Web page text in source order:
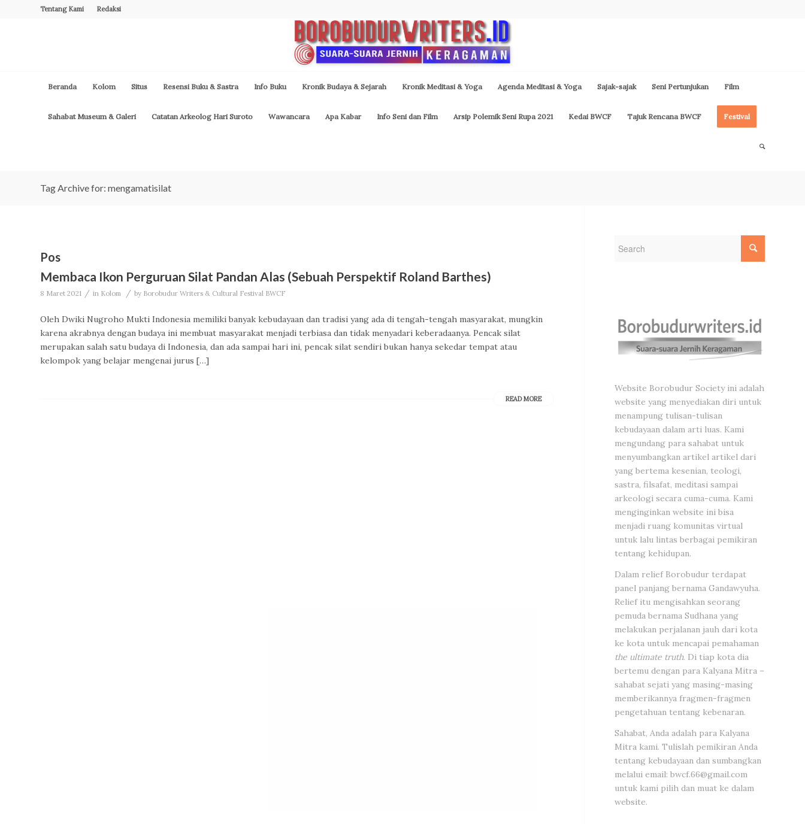
Tentang Kami Redaksi
Beranda Kolom Situs Resensi Buku & Sastra Info Buku Kronik Budaya & Sejarah Kronik Meditasi & Yoga Agenda Meditasi & Yoga Sajak-sajak Seni Pertunjukan Film
Sahabat Museum & Galeri Catatan Arkeolog Hari Suroto Wawancara Apa Kabar Info Seni dan Film Arsip Polemik Seni Rupa 2021 Kedai BWCF Tajuk Rencana BWCF Festival
Tag Archive for: mengamatisilat
Pos
Membaca Ikon Perguruan Silat Pandan Alas (Sebuah Perspektif Roland Barthes)
8 Maret 2021 / in Kolom / by Borobudur Writers & Cultural Festival BWCF
Oleh Dwiki Nugroho Mukti Indonesia memiliki banyak kebudayaan dan tradisi yang ada di tengah-tengah masyarakat, mungkin
karena akrabnya dengan budaya ini membuat masyarakat menjadi terbiasa dan tidak menyadari keberadaanya. Pencak silat
merupakan salah satu budaya di Indonesia, dan ada sampai hari ini, pencak silat sendiri bukan hanya sekedar tempat atau
kelompok yang belajar mengenai jurus […]
READ MORE
Website Borobudur Society ini adalah
website yang menyediakan diri untuk
menampung tulisan-tulisan
kebudayaan dalam arti luas. Kami
mengundang para sahabat untuk
menyumbangkan artikel artikel dari
yang bertema kesenian, teologi,
sastra, filsafat, meditasi sampai
arkeologi secara cuma-cuma. Kami
menginginkan website ini bisa
menjadi ruang komunitas virtual
untuk lalu lintas berbagai pemikiran
tentang kehidupan.
Dalam relief Borobudur terdapat
panel panjang bernama Gandawyuha.
Relief itu mengisahkan seorang
pemuda bernama Sudhana yang
melakukan perjalanan jauh dari kota
ke kota untuk mencapai pemahaman
the ultimate truth. Di tiap kota dia
bertemu dengan para Kalyana Mitra –
sahabat sejati yang masing-masing
memberikannya fragmen-fragmen
pengetahuan tentang kebenaran.
Sahabat, Anda adalah para Kalyana
Mitra kami. Tulislah pemikiran Anda
tentang kebudayaan dan sumbangkan
melalui email: bwcf.66@gmail.com
untuk kami pilih dan muat ke dalam
website.